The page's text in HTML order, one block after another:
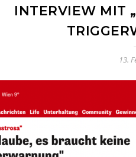
INTERVIEW MIT
13.